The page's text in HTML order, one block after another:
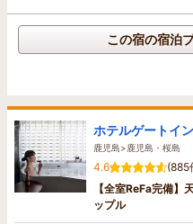
この宿の宿泊
ホテルゲートイ
鹿児島>鹿児島・桜島
4.6
(885
【全室ReFa完備】
ップル